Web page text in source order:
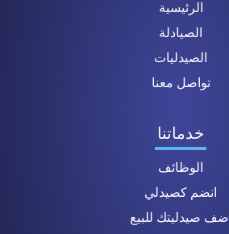
الرئيسية
الصيادلة
الصيدليات
تواصل معنا
خدماتنا
الوظائف
انضم كصيدلي
أضف صيدليتك للبيع